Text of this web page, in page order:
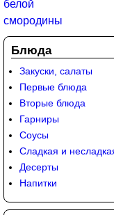
Блюда
Закуски, салаты
Первые блюда
Вторые блюда
Гарниры
Соусы
Сладкая и
Десерты
Напитки